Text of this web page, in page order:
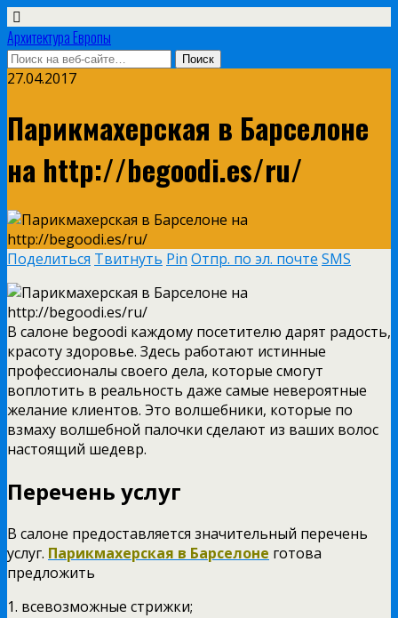
Архитектура Европы
27.04.2017
Парикмахерская в Барселоне
на http://begoodi.es/ru/
Поделиться Твитнуть Pin Отпр. по эл. почте SMS
В салоне begoodi каждому посетителю дарят радость,
красоту здоровье. Здесь работают истинные
профессионалы своего дела, которые смогут
воплотить в реальность даже самые невероятные
желание клиентов. Это волшебники, которые по
взмаху волшебной палочки сделают из ваших волос
настоящий шедевр.
Перечень услуг
В салоне предоставляется значительный перечень
услуг. Парикмахерская в Барселоне готова
предложить
1. всевозможные стрижки;